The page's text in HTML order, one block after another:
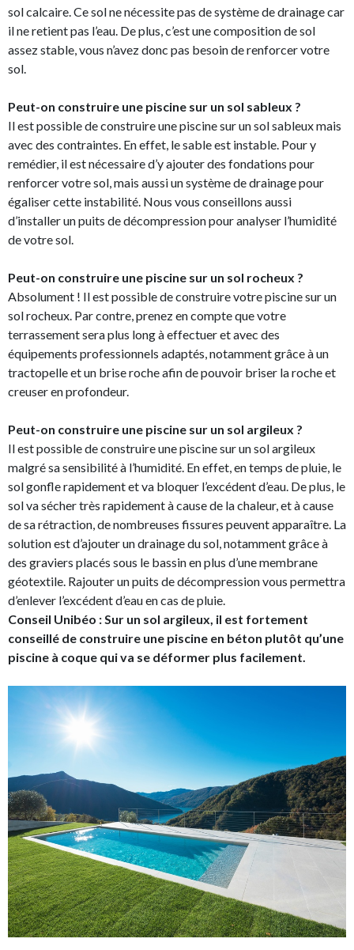
sol calcaire. Ce sol ne nécessite pas de système de drainage car
il ne retient pas l’eau. De plus, c’est une composition de sol
assez stable, vous n’avez donc pas besoin de renforcer votre
sol.
Peut-on construire une piscine sur un sol sableux ?
Il est possible de construire une piscine sur un sol sableux mais
avec des contraintes. En effet, le sable est instable. Pour y
remédier, il est nécessaire d’y ajouter des fondations pour
renforcer votre sol, mais aussi un système de drainage pour
égaliser cette instabilité. Nous vous conseillons aussi
d’installer un puits de décompression pour analyser l’humidité
de votre sol.
Peut-on construire une piscine sur un sol rocheux ?
Absolument ! Il est possible de construire votre piscine sur un
sol rocheux. Par contre, prenez en compte que votre
terrassement sera plus long à effectuer et avec des
équipements professionnels adaptés, notamment grâce à un
tractopelle et un brise roche afin de pouvoir briser la roche et
creuser en profondeur.
Peut-on construire une piscine sur un sol argileux ?
Il est possible de construire une piscine sur un sol argileux
malgré sa sensibilité à l’humidité. En effet, en temps de pluie, le
sol gonfle rapidement et va bloquer l’excédent d’eau. De plus, le
sol va sécher très rapidement à cause de la chaleur, et à cause
de sa rétraction, de nombreuses fissures peuvent apparaître. La
solution est d’ajouter un drainage du sol, notamment grâce à
des graviers placés sous le bassin en plus d’une membrane
géotextile. Rajouter un puits de décompression vous permettra
d’enlever l’excédent d’eau en cas de pluie.
Conseil Unibéo : Sur un sol argileux, il est fortement
conseillé de construire une piscine en béton plutôt qu’une
piscine à coque qui va se déformer plus facilement.